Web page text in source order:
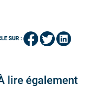
SUR :
lire également